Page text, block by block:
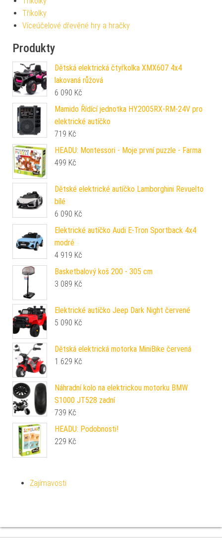
Tříkolky
Víceúčelové dřevěné hry a hračky
Produkty
Dětská elektrická čtyřkolka XMX607 4x4
lakovaná růžová
6 090 Kč
Mamido Řídící jednotka HY2005RX-RM-24V pro
elektrické autíčko
719 Kč
HEADU: Montessori - Moje první puzzle - Farma
499 Kč
Dětské elektrické autíčko Lamborghini Revuelto
bílé
6 090 Kč
Elektrické autíčko Audi E-Tron Sportback 4x4
modré
4 919 Kč
Basketbalový koš 200 - 305 cm
3 089 Kč
Elektrické autíčko Jeep Dark Night červené
5 090 Kč
Dětská elektrická motorka MiniBike červená
1 629 Kč
Náhradní kolo na elektrickou motorku BMW
S1000 JT528 zadní
739 Kč
HEADU: Podobnosti!
229 Kč
Zajímavosti